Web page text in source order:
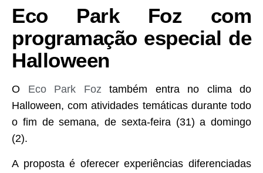
Eco Park Foz com
programação especial de
Halloween
O Eco Park Foz também entra no clima do
Halloween, com atividades temáticas durante todo
o fim de semana, de sexta-feira (31) a domingo
(2).
A proposta é oferecer experiências diferenciadas